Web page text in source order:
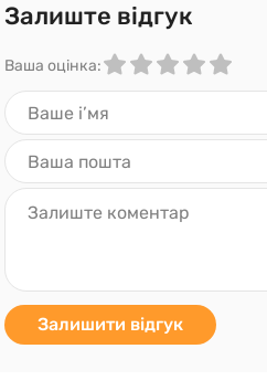
Залиште відгук
Ваша оцінка:
Залишити відгук